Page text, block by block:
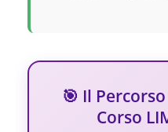
🎯 Il
Corso